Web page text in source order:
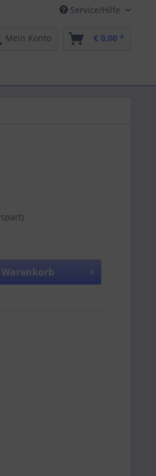
Service/Hilfe
Mein Konto € 0,00 *
Warenkorb